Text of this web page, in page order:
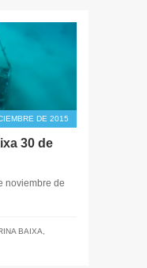
DE 2015
30 de
noviembre de
BAIXA